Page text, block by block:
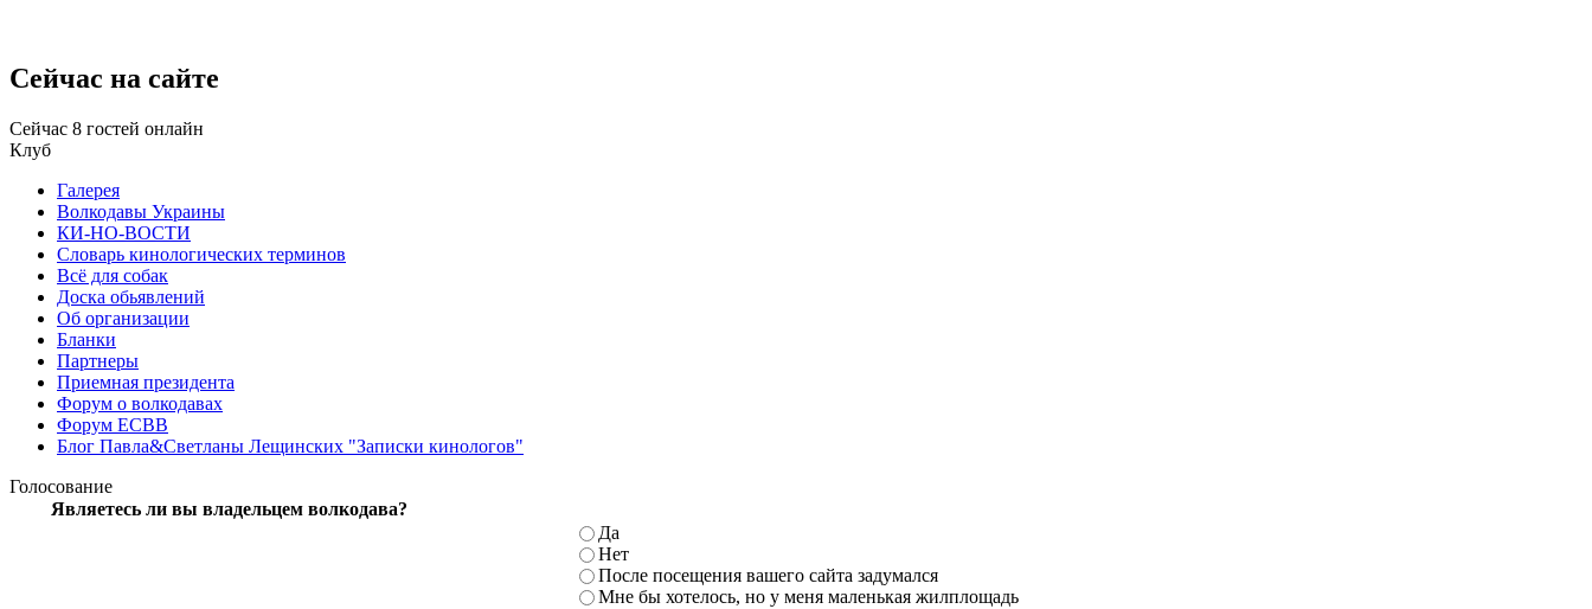
Сейчас на сайте
Сейчас 8 гостей онлайн
Клуб
Галерея
Волкодавы Украины
КИ-НО-ВОСТИ
Словарь кинологических терминов
Всё для собак
Доска обьявлений
Об организации
Бланки
Партнеры
Приемная президента
Форум о волкодавах
Форум ЕСВВ
Блог Павла&Светланы Лещинских "Записки кинологов"
Голосование
Являетесь ли вы владельцем волкодава?
Да
Нет
После посещения вашего сайта задумался
Мне бы хотелось, но у меня маленькая жилплощадь